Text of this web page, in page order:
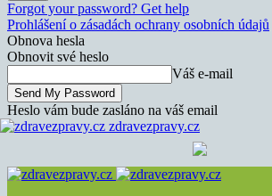
Forgot your password? Get help
Prohlášení o zásadách ochrany osobních údajů
Obnova hesla
Obnovit své heslo
Váš e-mail
Heslo vám bude zasláno na váš email
zdravezpravy.cz